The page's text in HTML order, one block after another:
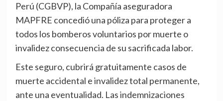
Perú (CGBVP), la Compañía aseguradora
MAPFRE concedió una póliza para proteger a
todos los bomberos voluntarios por muerte o
invalidez consecuencia de su sacrificada labor.
Este seguro, cubrirá gratuitamente casos de
muerte accidental e invalidez total permanente,
ante una eventualidad. Las indemnizaciones